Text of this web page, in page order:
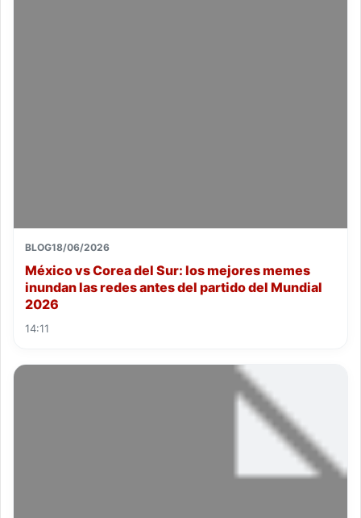
BLOG18/06/2026
México vs Corea del Sur: los mejores memes
inundan las redes antes del partido del Mundial
2026
14:11